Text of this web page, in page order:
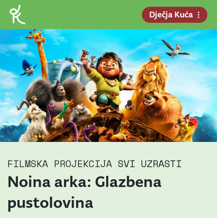
Dječja Kuća
FILMSKA PROJEKCIJA SVI UZRASTI
Noina arka: Glazbena
pustolovina